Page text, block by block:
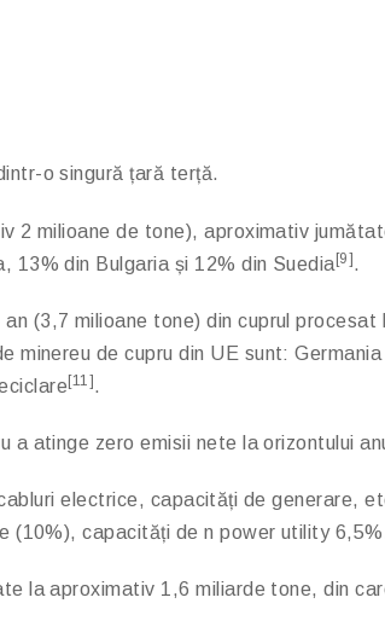
o singură țară terță.
2 milioane de tone), aproximativ
13% din Bulgaria și 12% din Suedia [9] .
(3,7 milioane tone) din cuprul
de cupru din UE sunt:
[11] .
atinge zero emisii nete la orizontului
electrice, capacități de generare,
(10%), capacități de n power utility
la aproximativ 1,6 miliarde tone, din